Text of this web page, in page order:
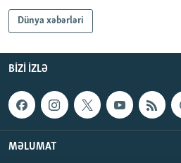
Dünya xəbərləri
BIZI IZLƏ
MƏLUMAT